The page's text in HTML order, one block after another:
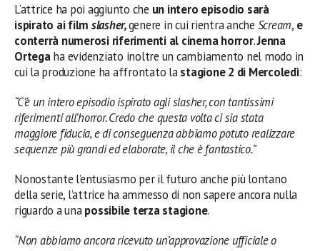
L’attrice ha poi aggiunto che un intero episodio sarà
ispirato ai film slasher,genere in cui rientra anche Scream, e
conterrà numerosi riferimenti al cinema horror.Jenna
Ortegaha evidenziato inoltre un cambiamento nel modo in
cui la produzione ha affrontato lastagione 2 di Mercoledì:
“C’è un intero episodio ispirato aglislasher, con tantissimi
riferimenti all’horror. Credo che questa volta ci sia stata
maggiore fiducia, e di conseguenza abbiamo potuto realizzare
sequenze più grandi ed elaborate, il che è fantastico.”
Nonostante l’entusiasmo per il futuro anche più lontano
della serie, l’attrice ha ammesso di non sapere ancora nulla
riguardo a unapossibile terza stagione.
“Non abbiamo ancora ricevuto un’approvazione ufficiale o